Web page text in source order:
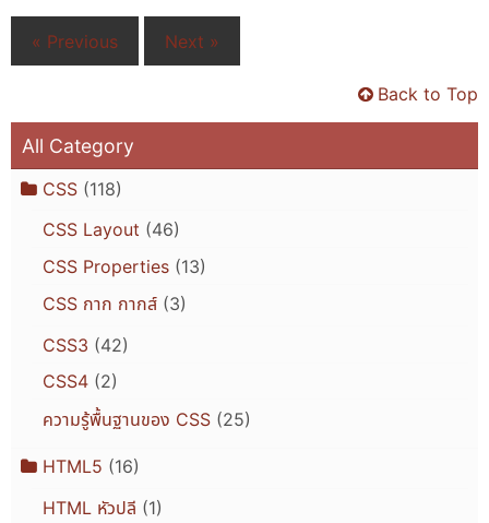
« Previous Next »
Back to Top
All Category
CSS(118)
CSS Layout (46)
CSS Properties(13)
CSS กาก กากส์(3)
CSS3 (42)
CSS4(2)
ความรู้พื้นฐานของ CSS(25)
HTML5 (16)
HTML หัวปลี (1)